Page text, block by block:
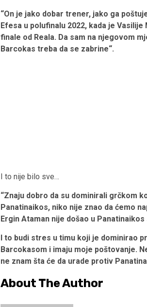
“On je jako dobar trener, jako ga
Efesa u polufinalu 2022, kada je
finale od Reala. Da sam na njegovom
Barcokas treba da se zabrine“.
I to nije bilo sve…
“Znaju dobro da su dominirali grčkom
Panatinaikos, niko nije znao da ćemo
Ergin Ataman nije došao u
I to budi stres u timu koji je dominirao
Barcokasom i imaju moje poštovanje.
ne znam šta će da urade protiv
About The Author